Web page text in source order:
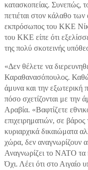
κατασκοπείας. Συνεπώς,
πετιέται στον κάλαθο
εκπρόσωπος του ΚΚΕ
του ΚΚΕ είπε ότι
της πολύ σκοτεινής
«Δεν θέλετε να
Καραθανασόπουλος.
άμυνα και την εξωτερική
πόσο σχετίζονται με την
Αραβία. «Βαφτίζετε
επιχειρηματιών, σε
κυριαρχικά δικαιώματα
χώρα, δεν αναγνωρίζουν
Αναγνωρίζει το ΝΑΤΟ τα
Όχι. Λέει ότι στο Αιγαίο